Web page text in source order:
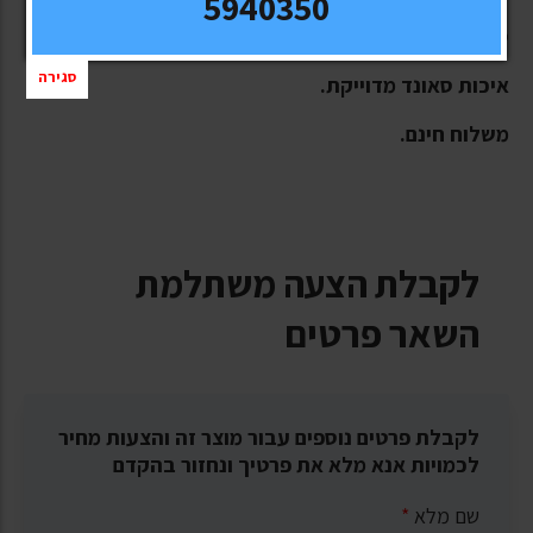
סט RCA מהרמה הגבוהה.
איכות סאונד מדוייקת.
משלוח חינם.
לקבלת הצעה משתלמת
השאר פרטים
לקבלת פרטים נוספים עבור מוצר זה והצעות מחיר
לכמויות אנא מלא את פרטיך ונחזור בהקדם
שם מלא *
סגירה